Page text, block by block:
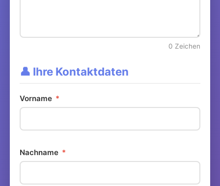
0 Zeichen
👤 Ihre Kontaktdaten
Vorname *
Nachname *